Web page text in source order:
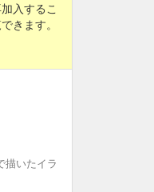
入するこ
きます。
描いたイラ